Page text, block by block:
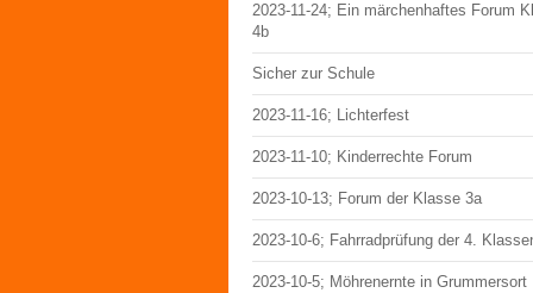
2023-11-24; Ein märchenhaftes Forum
4b
Sicher zur Schule
2023-11-16; Lichterfest
2023-11-10; Kinderrechte Forum
2023-10-13; Forum der Klasse 3a
2023-10-6; Fahrradprüfung der 4.
2023-10-5; Möhrenernte in Grummersort